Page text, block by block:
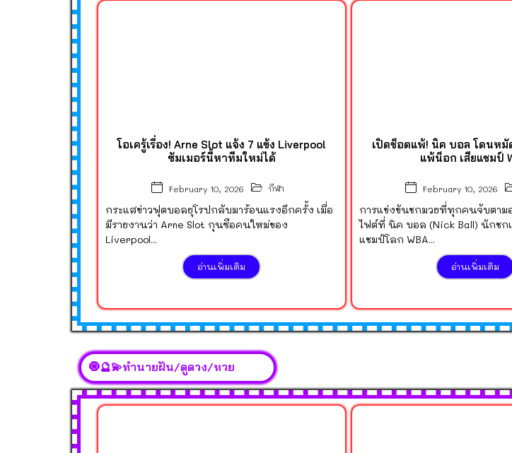
โอเครู้เรื่อง! Arne Slot แจ้ง 7 แข้ง Liverpool
ซัมเมอร์นี้หาทีมใหม่ได้
February 10, 2026 กีฬา
กระแสข่าวฟุตบอลยุโรปกลับมาร้อนแรงอีกครั้ง เมื่อ
มีรายงานว่า Arne Slot กุนซือคนใหม่ของ
Liverpool...
อ่านเพิ่มเติม
เปิดช็อตแพ้! นิค บอล โดนหมั
แพ้น็อก เสียแชมป์
February 10, 2026
การแข่งขันชกมวยที่ทุกคนจับตาม
ไฟต์ที่ นิค บอล (Nick Ball) นักชกเ
แชมป์โลก WBA...
อ่านเพิ่มเติม
🧿🔮💫ทำนายฝัน/ดูดวง/หวย